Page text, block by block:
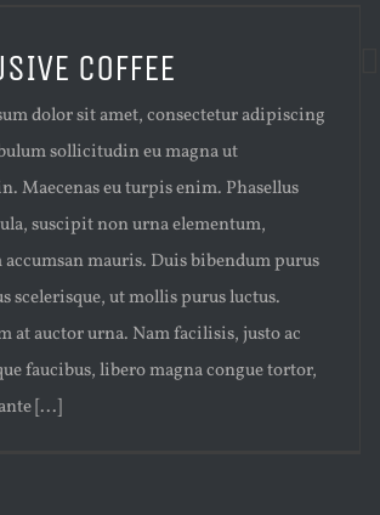
COFFEE
dolor sit amet, consectetur adipiscing
sollicitudin eu magna ut
Maecenas eu turpis enim. Phasellus
suscipit non urna elementum,
mauris. Duis bibendum purus
scelerisque, ut mollis purus luctus.
at auctor urna. Nam facilisis, justo ac
faucibus, libero magna congue tortor,
[...]